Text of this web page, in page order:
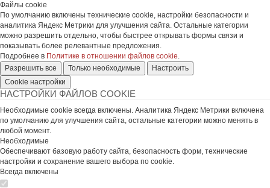
Файлы cookie
По умолчанию включены технические cookie, настройки безопасности и
аналитика Яндекс Метрики для улучшения сайта. Остальные категории
можно разрешить отдельно, чтобы быстрее открывать формы связи и
показывать более релевантные предложения.
Подробнее в Политике в отношении файлов cookie.
Разрешить все
Только необходимые
Настроить
Cookie настройки
НАСТРОЙКИ ФАЙЛОВ COOKIE
Необходимые cookie всегда включены. Аналитика Яндекс Метрики включена
по умолчанию для улучшения сайта, остальные категории можно менять в
любой момент.
Необходимые
Обеспечивают базовую работу сайта, безопасность форм, технические
настройки и сохранение вашего выбора по cookie.
Всегда включены